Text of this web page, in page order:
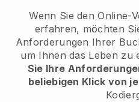
Wenn Sie den Online-
erfahren, möchten
Anforderungen Ihrer
um Ihnen das Leben zu
Sie Ihre
beliebigen Klick von